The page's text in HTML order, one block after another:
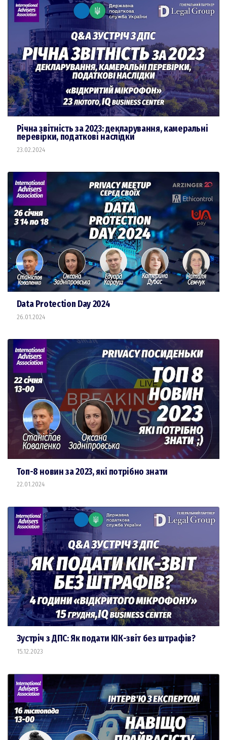
Річна звітність за 2023: декларування, камеральні
перевірки, податкові наслідки
23.02.2024
Data Protection Day 2024
26.01.2024
Топ-8 новин за 2023, які потрібно знати
22.01.2024
Зустріч з ДПС: Як подати КІК-звіт без штрафів?
15.12.2023